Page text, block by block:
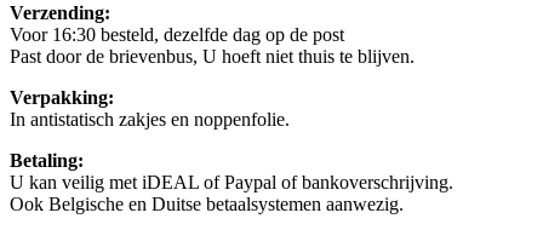
Verzending:
Voor 16:30 besteld, dezelfde dag op de post
Past door de brievenbus, U hoeft niet thuis te blijven.
Verpakking:
In antistatisch zakjes en noppenfolie.
Betaling:
U kan veilig met iDEAL of Paypal of bankoverschrijving.
Ook Belgische en Duitse betaalsystemen aanwezig.